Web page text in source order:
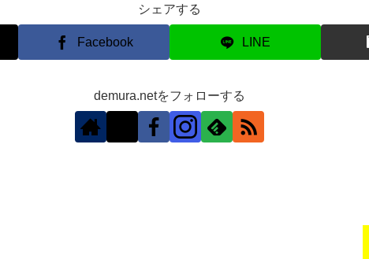
シェアする
Facebook LINE
demura.netをフォローする